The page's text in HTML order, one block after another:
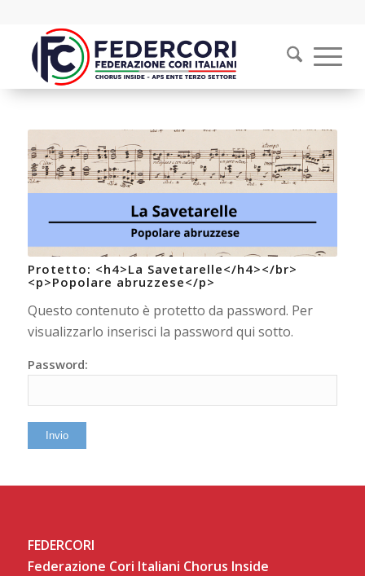
Protetto: <h4>La Savetarelle</h4></br>
<p>Popolare abruzzese</p>
Questo contenuto è protetto da password. Per
visualizzarlo inserisci la password qui sotto.
Password:
FEDERCORI
Federazione Cori Italiani Chorus Inside